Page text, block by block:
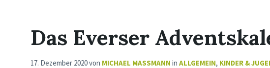
Das Everser
17. Dezember 2020von MICHAEL MASSMANN in ALLGEMEIN, KINDER &